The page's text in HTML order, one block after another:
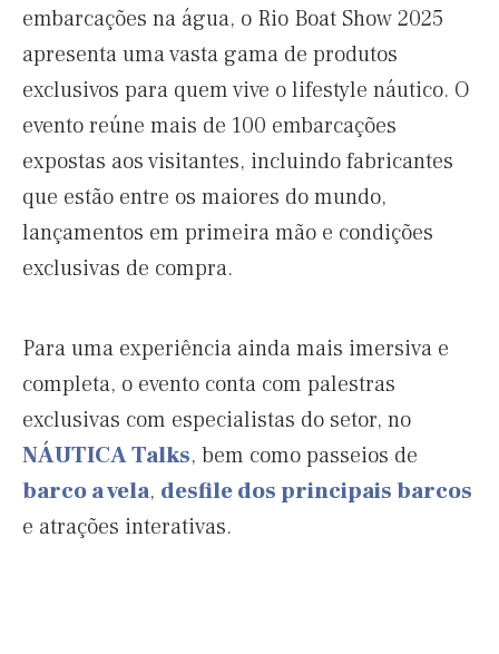
embarcações na água, o Rio Boat Show 2025
apresenta uma vasta gama de produtos
exclusivos para quem vive o lifestyle náutico. O
evento reúne mais de 100 embarcações
expostas aos visitantes, incluindo fabricantes
que estão entre os maiores do mundo,
lançamentos em primeira mão e condições
exclusivas de compra.
Para uma experiência ainda mais imersiva e
completa, o evento conta com palestras
exclusivas com especialistas do setor, no
NÁUTICA Talks, bem como passeios de
barco a vela, desfile dos principais barcos
e atrações interativas.